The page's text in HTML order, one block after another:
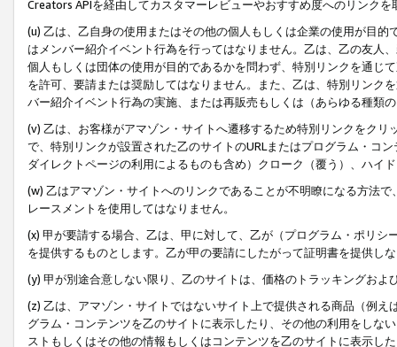
Creators APIを経由してカスタマーレビューやおすすめ度へのリンクを
(u) 乙は、乙自身の使用またはその他の個人もしくは企業の使用が目
はメンバー紹介イベント行為を行ってはなりません。乙は、乙の友人
個人もしくは団体の使用が目的であるかを問わず、特別リンクを通じ
を許可、要請または奨励してはなりません。また、乙は、特別リンク
バー紹介イベント行為の実施、または再販売もしくは（あらゆる種類
(v) 乙は、お客様がアマゾン・サイトへ遷移するため特別リンクをク
で、特別リンクが設置された乙のサイトのURLまたはプログラム・コ
ダイレクトページの利用によるものも含め）クローク（覆う）、ハイ
(w) 乙はアマゾン・サイトへのリンクであることが不明瞭になる方法
レースメントを使用してはなりません。
(x) 甲が要請する場合、乙は、甲に対して、乙が（プログラム・ポリ
を提供するものとします。乙が甲の要請にしたがって証明書を提供し
(y) 甲が別途合意しない限り、乙のサイトは、価格のトラッキングお
(z) 乙は、アマゾン・サイトではないサイト上で提供される商品（例
グラム・コンテンツを乙のサイトに表示したり、その他の利用をしな
ストもしくはその他の情報もしくはコンテンツを乙のサイトに表示し